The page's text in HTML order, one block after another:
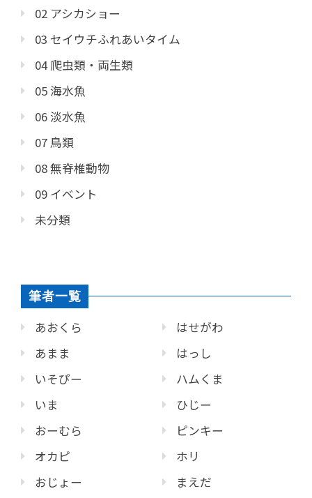
02 アシカショー
03 セイウチふれあいタイム
04 爬虫類・両生類
05 海水魚
06 淡水魚
07 鳥類
08 無脊椎動物
09 イベント
未分類
筆者一覧
あおくら
あまま
いそぴー
いま
おーむら
オカピ
おじょー
はせがわ
はっし
ハムくま
ひじー
ピンキー
ホリ
まえだ